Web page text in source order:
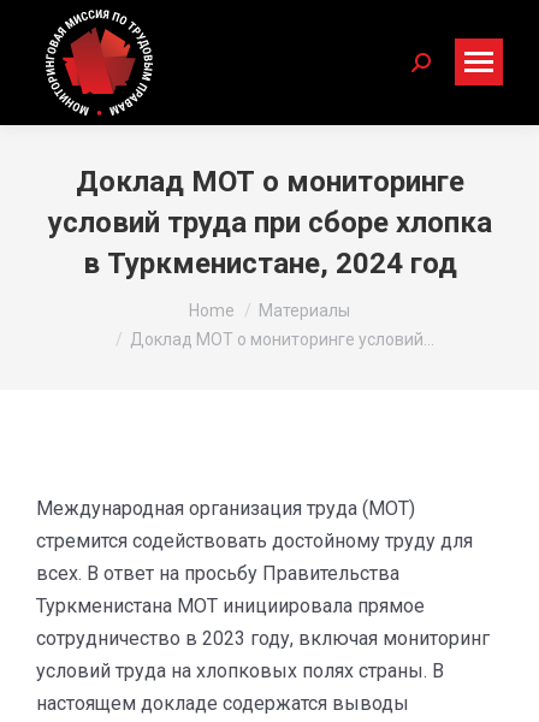
Search:
Доклад МОТ о мониторинге
условий труда при сборе хлопка
в Туркменистане, 2024 год
Home
Материалы
Доклад МОТ о мониторинге условий…
Международная организация труда (МОТ)
стремится содействовать достойному труду для
всех. В ответ на просьбу Правительства
Туркменистана МОТ инициировала прямое
сотрудничество в 2023 году, включая мониторинг
условий труда на хлопковых полях страны. В
настоящем докладе содержатся выводы